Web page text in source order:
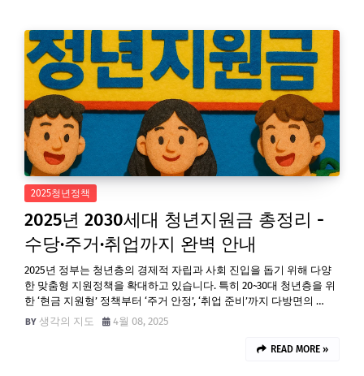
2025청년정책
2025년 2030세대 청년지원금 총정리 -
수당·주거·취업까지 완벽 안내
2025년 정부는 청년층의 경제적 자립과 사회 진입을 돕기 위해 다양
한 맞춤형 지원정책을 확대하고 있습니다. 특히 20~30대 청년층을 위
한 ‘현금 지원형’ 정책부터 ‘주거 안정’, ‘취업 준비’까지 다방면의 …
생각의 지도
4월 08, 2025
READ MORE »